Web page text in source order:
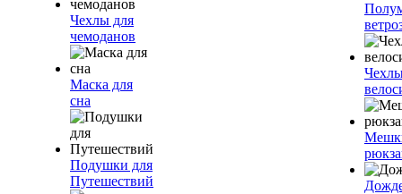
Чехлы для
чемоданов
Маска для
сна
Подушки для
Путешествий